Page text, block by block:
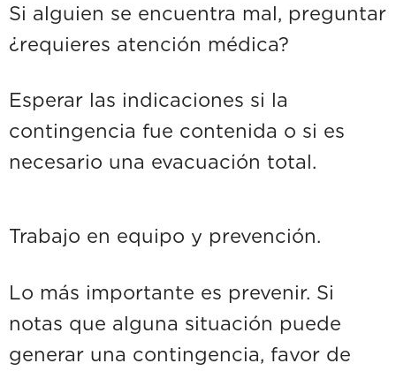
Si alguien se encuentra mal, preguntar
¿requieres atención médica?
Esperar las indicaciones si la
contingencia fue contenida o si es
necesario una evacuación total.
Trabajo en equipo y prevención.
Lo más importante es prevenir. Si
notas que alguna situación puede
generar una contingencia, favor de